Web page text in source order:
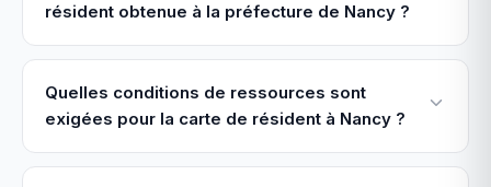
résident obtenue à la préfecture de Nancy ?
Quelles conditions de ressources sont
exigées pour la carte de résident à Nancy ?